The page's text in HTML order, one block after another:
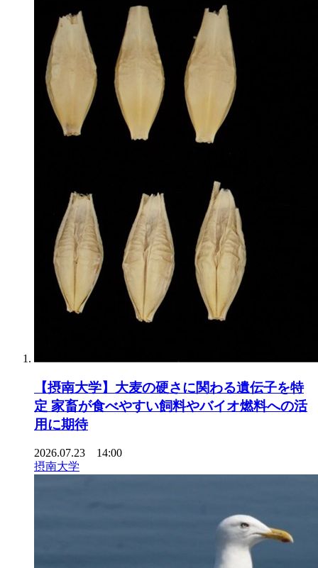
【摂南大学】大麦の硬さに関わる遺伝子を特
定 家畜が食べやすい飼料やバイオ燃料への活
用に期待
2026.07.23 14:00
摂南大学